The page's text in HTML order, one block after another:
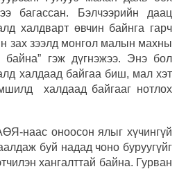
багассан. Бэлчээрийн даац
халдварт өвчин байнга гарч
зах зээлд монгол малын махны
гэж дүгнэжээ. Энэ бол
халдаад байгаа биш, мал хэт
халдаад байгааг нотлох
наас оноосон ялыг хүчингүй
буй надад чоно буруугүйг
хангалттай байна. Гурван